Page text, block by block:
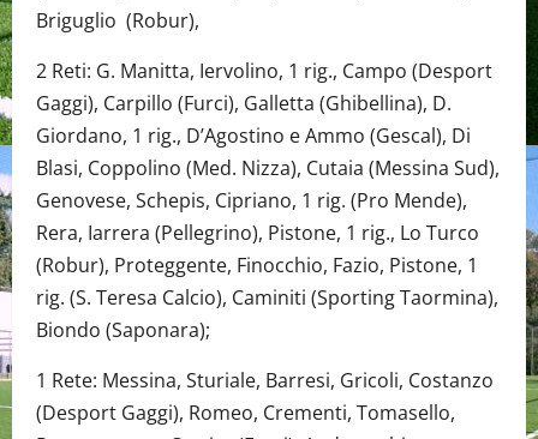
Briguglio (Robur),
2 Reti: G. Manitta, Iervolino, 1 rig., Campo (Desport
Gaggi), Carpillo (Furci), Galletta (Ghibellina), D.
Giordano, 1 rig., D’Agostino e Ammo (Gescal), Di
Blasi, Coppolino (Med. Nizza), Cutaia (Messina Sud),
Genovese, Schepis, Cipriano, 1 rig. (Pro Mende),
Rera, Iarrera (Pellegrino), Pistone, 1 rig., Lo Turco
(Robur), Proteggente, Finocchio, Fazio, Pistone, 1
rig. (S. Teresa Calcio), Caminiti (Sporting Taormina),
Biondo (Saponara);
1 Rete: Messina, Sturiale, Barresi, Gricoli, Costanzo
(Desport Gaggi), Romeo, Crementi, Tomasello,